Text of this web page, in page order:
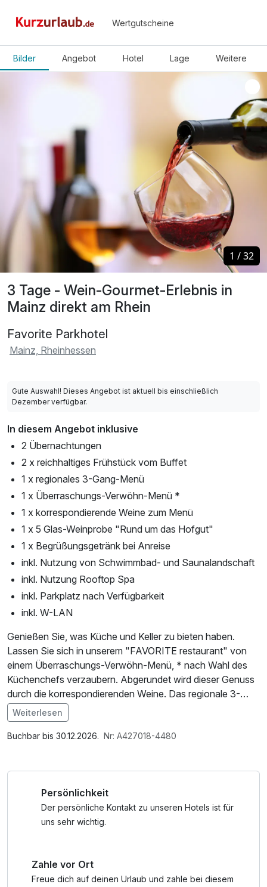
Wertgutscheine
Bilder Angebot Hotel Lage Weitere
3 Tage - Wein-Gourmet-Erlebnis in
Mainz direkt am Rhein
Favorite Parkhotel
Mainz, Rheinhessen
1 /32
1 /32
Gute Auswahl! Dieses Angebot ist aktuell bis einschließlich
Dezember verfügbar.
In diesem Angebot inklusive
2 Übernachtungen
2 x reichhaltiges Frühstück vom Buffet
1 x regionales 3-Gang-Menü
1 x Überraschungs-Verwöhn-Menü *
1 x korrespondierende Weine zum Menü
1 x 5 Glas-Weinprobe "Rund um das Hofgut"
1 x Begrüßungsgetränk bei Anreise
inkl. Nutzung von Schwimmbad- und Saunalandschaft
inkl. Nutzung Rooftop Spa
inkl. Parkplatz nach Verfügbarkeit
inkl. W-LAN
Genießen Sie, was Küche und Keller zu bieten haben.
Lassen Sie sich in unserem "FAVORITE restaurant" von
einem Überraschungs-Verwöhn-Menü, * nach Wahl des
Küchenchefs verzaubern. Abgerundet wird dieser Genuss
durch die korrespondierenden Weine. Das regionale 3-
Gang-Menu servieren wir Ihnen gerne wahlweise in
unserer Weinbar oder auf unserem Hofgut Laubenheimer
Höhe. Und zwischen den kulinarischen Eindrücken
herrlichem Panoramablick auf Mainz und den Rhein.
Angebot gilt auf Anfrage und Verfügbarkeit, außer an
Verwöhn-Menu in der Weinbar serviert.
Im Angebot enthalten
1 Flasche Mineralwasser, Saunabenutzung,
Coffee to go, kostenfreier Kaffee/Tee im Zimmer
Weiterlesen
Buchbar bis 30.12.2026. Nr: A427018-4480
Persönlichkeit
Der persönliche Kontakt zu unseren Hotels ist für
uns sehr wichtig.
Zahle vor Ort
Freue dich auf deinen Urlaub und zahle bei diesem